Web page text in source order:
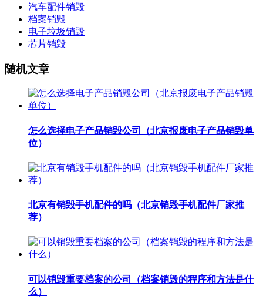
汽车配件销毁
档案销毁
电子垃圾销毁
芯片销毁
随机文章
怎么选择电子产品销毁公司（北京报废电子产品销毁单
位）
北京有销毁手机配件的吗（北京销毁手机配件厂家推
荐）
可以销毁重要档案的公司（档案销毁的程序和方法是什
么）